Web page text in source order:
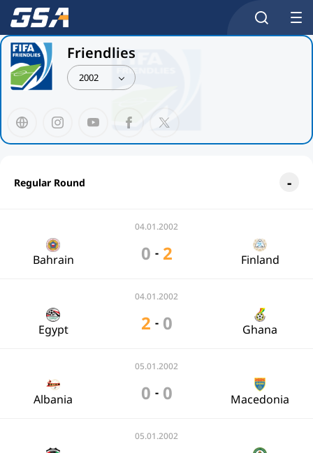
Friendlies
2002
Regular Round
04.01.2002
Bahrain 0 - 2 Finland
04.01.2002
Egypt 2 - 0 Ghana
05.01.2002
Albania 0 - 0 Macedonia
05.01.2002